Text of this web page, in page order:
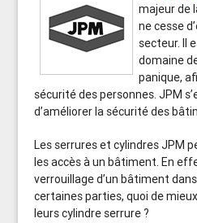
majeur de
ne cesse
secteur. Il
domaine
panique,
sécurité des personnes. JPM
d’améliorer la sécurité des
Les serrures et cylindres JPM
les accès à un bâtiment. En
verrouillage d’un bâtiment
certaines parties, quoi de
leurs cylindre serrure ?